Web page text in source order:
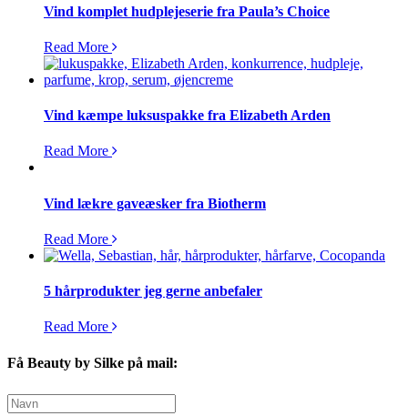
Vind komplet hudplejeserie fra Paula’s Choice
Read More
Vind kæmpe luksuspakke fra Elizabeth Arden
Read More
Vind lækre gaveæsker fra Biotherm
Read More
5 hårprodukter jeg gerne anbefaler
Read More
Få Beauty by Silke på mail: